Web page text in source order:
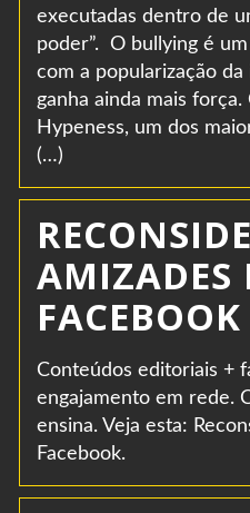
executadas dentro de
poder”. O bullying é
com a popularização
ganha ainda mais
Hypeness, um dos
(…)
AMIZADES
FACEBOOK
Conteúdos editoriais +
engajamento em rede.
ensina. Veja esta:
Facebook.